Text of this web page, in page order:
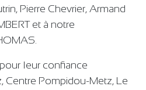
Pierre Chevrier, Armand
et à notre
leur confiance
Centre Pompidou-Metz, Le